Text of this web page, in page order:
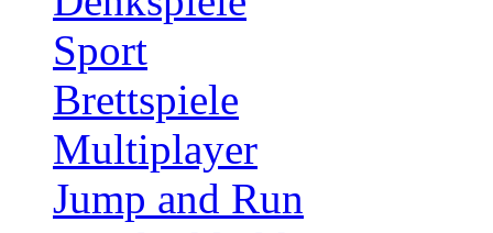
Sport
Brettspiele
Multiplayer
Jump and Run